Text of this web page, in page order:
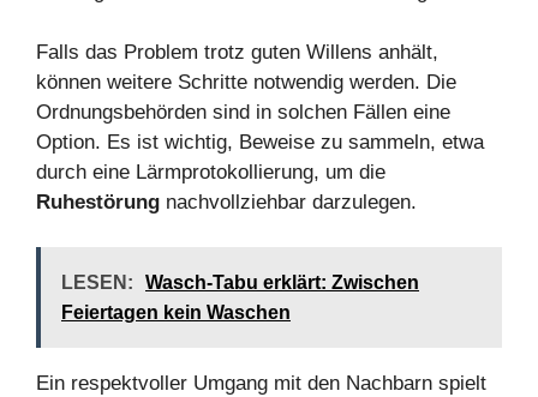
Falls das Problem trotz guten Willens anhält,
können weitere Schritte notwendig werden. Die
Ordnungsbehörden sind in solchen Fällen eine
Option. Es ist wichtig, Beweise zu sammeln, etwa
durch eine Lärmprotokollierung, um die
Ruhestörung nachvollziehbar darzulegen.
LESEN:
Wasch-Tabu erklärt: Zwischen
Feiertagen kein Waschen
Ein respektvoller Umgang mit den Nachbarn spielt